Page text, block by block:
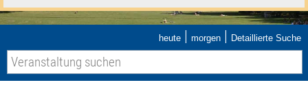
heute | morgen | Detaillierte Suche